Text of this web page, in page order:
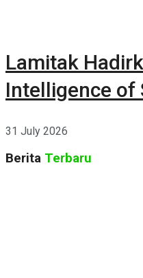
Lamitak
Intelligence of
31 July 2026
Berita Terbaru